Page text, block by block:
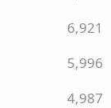
6,921
5,996
4,987